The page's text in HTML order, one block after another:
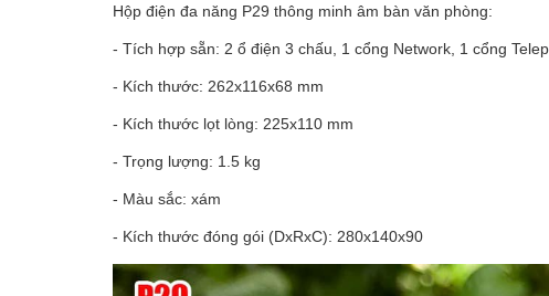
Hộp điện đa năng P29 thông minh âm bàn văn phòng:
- Tích hợp sẵn: 2 ổ điện 3 chấu, 1 cổng Network, 1 cổng
- Kích thước: 262x116x68 mm
- Kích thước lọt lòng: 225x110 mm
- Trọng lượng: 1.5 kg
- Màu sắc: xám
- Kích thước đóng gói (DxRxC): 280x140x90